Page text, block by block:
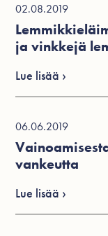
06.06.2019
vankeutta
Lue lisää ›
02.08.2019
ja vinkkejä
Lue lisää ›